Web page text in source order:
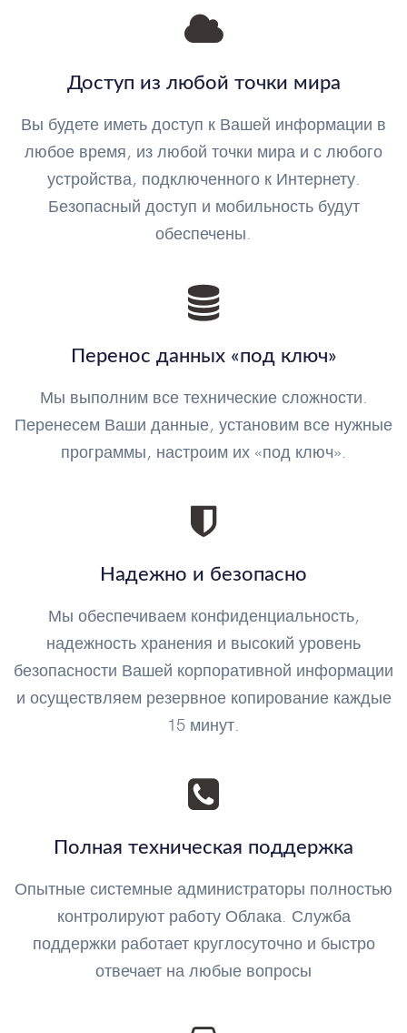
Доступ из любой точки мира
Вы будете иметь доступ к Вашей информации в
любое время, из любой точки мира и с любого
устройства, подключенного к Интернету.
Безопасный доступ и мобильность будут
обеспечены.
Перенос данных «под ключ»
Мы выполним все технические сложности.
Перенесем Ваши данные, установим все нужные
программы, настроим их «под ключ».
Надежно и безопасно
Мы обеспечиваем конфиденциальность,
надежность хранения и высокий уровень
безопасности Вашей корпоративной информации
и осуществляем резервное копирование каждые
15 минут.
Полная техническая поддержка
Опытные системные администраторы полностью
контролируют работу Облака. Служба
поддержки работает круглосуточно и быстро
отвечает на любые вопросы